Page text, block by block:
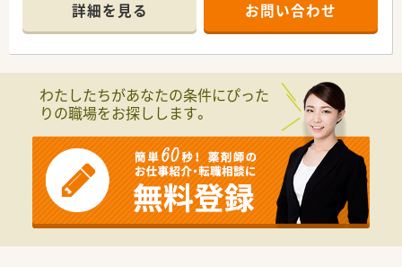
す。
詳細を見る お問い合わせ
わたしたちがあなたの条件にぴった
りの職場をお探しします。